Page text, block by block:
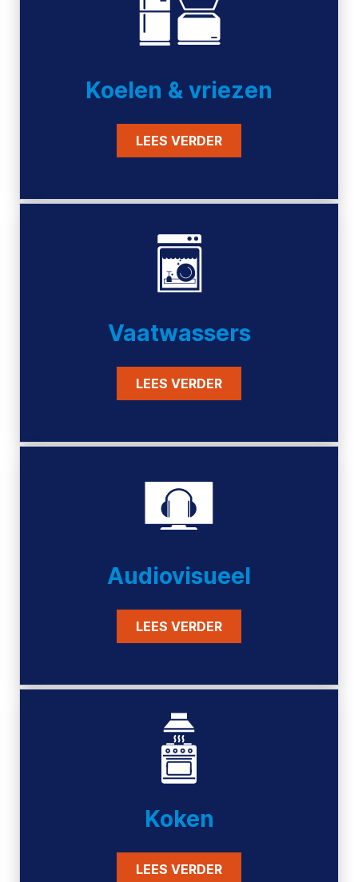
Koelen & vriezen
LEES VERDER
Vaatwassers
LEES VERDER
Audiovisueel
LEES VERDER
Koken
LEES VERDER